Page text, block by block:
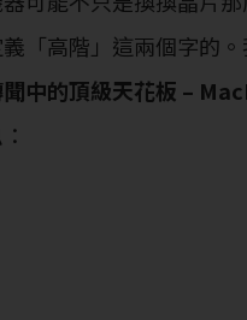
「高階」這兩個字的
聞中的頂級天花板 –
：